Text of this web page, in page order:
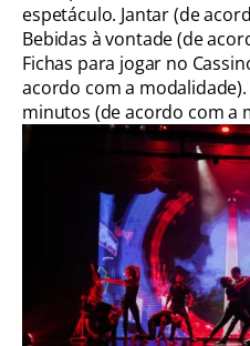
espetáculo. Jantar (de
Bebidas à vontade (de
Fichas para jogar no
acordo com a
minutos (de acordo com a